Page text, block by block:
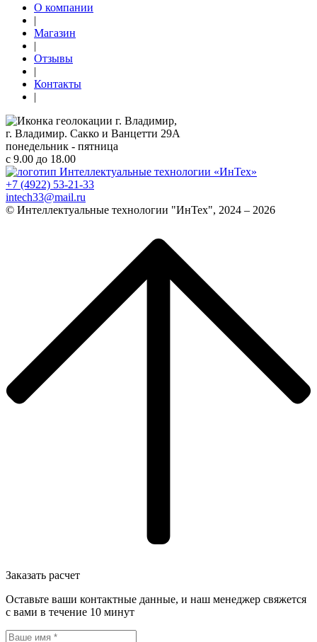
О компании
|
Магазин
|
Отзывы
|
Контакты
|
г. Владимир,
г. Владимир. Сакко и Ванцетти 29А
понедельник - пятница
с 9.00 до 18.00
+7 (4922) 53-21-33
intech33@mail.ru
© Интеллектуальные технологии "ИнТех", 2024 – 2026
Заказать расчет
Оставьте ваши контактные данные, и наш менеджер свяжется
с вами в течение 10 минут